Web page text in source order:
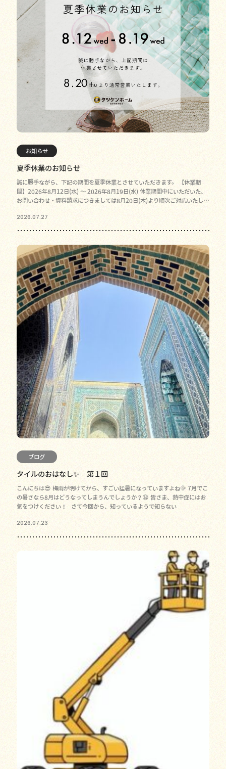
お知らせ
夏季休業のお知らせ
誠に勝手ながら、下記の期間を夏季休業とさせていただきます。 【休業期
間】2026年8月12日(水) 〜 2026年8月19日(水) 休業期間中にいただいた、
お問い合わせ・資料請求につきましては8月20日(木)より順次ご対応いたしま
2026.07.27
ブログ
タイルのおはなし✨ 第１回
こんにちは😎 梅雨が明けてから、すごい猛暑になっていますよね🌞 7月でこ
の暑さなら8月はどうなってしまうんでしょうか？😩 皆さま、熱中症にはお
気をつけください！ さて今回から、知っているようで知らない
2026.07.23